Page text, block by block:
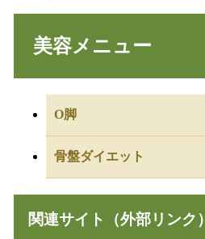
美容メニュー
O脚
骨盤ダイエット
関連サイト（外部リンク）